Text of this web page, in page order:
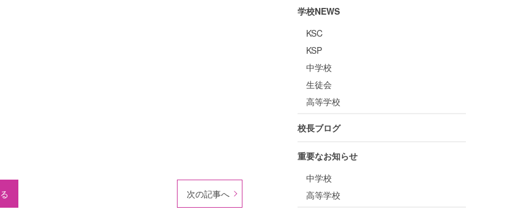
次の記事へ
学校NEWS
KSC
KSP
中学校
生徒会
高等学校
校長ブログ
重要なお知らせ
中学校
高等学校